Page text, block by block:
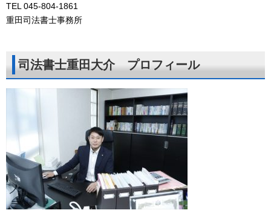
TEL 045-804-1861
重田司法書士事務所
司法書士重田大介 プロフィール